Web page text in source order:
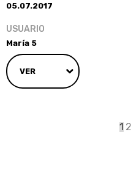
VER
05.07.2017
Marí­a 5
1 2